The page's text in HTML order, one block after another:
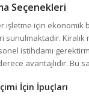
Seçenekleri
işletme için
sunulmaktadır.
istihdamı
avantajlıdır. Bu
İçin İpuçları